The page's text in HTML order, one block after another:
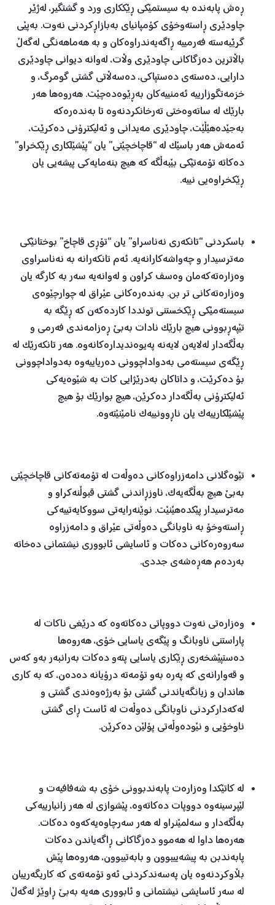
ڕەش پابەندە بە سیستمێکی ڕێککاری ورد و گشتگیر، لەژێر
چاودێری ڕاستەوخۆی کۆمپانیای بەبازاڕکردنی نەوت. بەپێی
گرێبەستە فەرمییە ڕاگەیەندراوەکان و بە هەماهەنگی لەگەڵ
باڵاترین دەزگاکانی چاودێری وڵات، لەوانە دیوانی چاودێری
دارایی، دەستەی دەستپاکی، دەسەڵاتی گشتی گومرگ، و
خزمەتگوزارییە ئەمنییەکان بەڕێوەدەچێت. هەروەها هەر
بارێک لە ساتەوەختی تەرخانکردنەوە تا بەندەرەکە
بەجێدەهێڵێت، چاودێری مەیدانی و ئەلیکترۆنی دەکرێت،
ئەمەش هەر باسێک لە “قاچاخچێتی” یان “پێشێلکاری ڕێکخراو”
دەکاتە تۆمەتێکی بێبەڵگە کە هیچ بنەمایەکی پیشەیی یان
ڕێکخراوەیی نییە.
باسکردنی “تانکەری نەناسراو” یان “تۆڕی قاچاخ” بوختانێکی
مەترسیدار و چەواشەکارانەیە. ئەم تانکەرانە بە نەناسراوی
وەزارەتەکەمان وەسف کراون و لەوانەیە سەر بە کارگە یان
وەزارەتەکانی تر بن. بەندەرەکانی عێراق لە چوارچێوەی
سیستەمێکی ڕێکخستنی تونددا کاردەکەن کە ڕێگە بە
تێپەڕبوونی هیچ بارێک نادات بەبێ ڕەزامەندی فەرمی و
بەڵگەدار لەلایەن لایەنە پەیوەندیدارەکانەوە. هەر تانکەرێک لە
ڕێگەی سیستەمی بەدواداچوونی دەریاییەوە بەدواداچوونی
بۆ دەکرێت، و داتاکان بەدرێژایی کات بە شێوەیەکی
ئەلیکترۆنی بەڵگەدار دەکرێن، هیچ بوارێک بۆ هیچ
پێشێلکارییەک یان ناڕوونییەک نامێنێتەوە.
تێوەگلانی دامەزراوەکانی دەوڵەت لە تۆمەتەکانی قاچاخچێتی
بەبێ هیچ بەڵگەیەک، ناوزڕاندنی گشتی قبوڵنەکراو و
مەترسیدار پێکدەهێنێت. نوێنەرایەتی سووکایەتییەکی
ڕاستەوخۆ بە ناوبانگی دەوڵەتی عێراق و دامەزراوە
سەروەرەکانی دەکات و ئاسایشی ئابووری نیشتمانی دەخاتە
بەردەم هەڕەشەی جددی.
وەزارەتی نەوت دووپاتی دەکاتەوە کە درێغی ناکات لە
پاراستنی ناوبانگ و پێگەی یاسایی خۆی، هەروەها
دەستپێشخەری ڕێکاری یاسایی پتەو دەکات بەرانبەر بەو کەس
و قەوارانەی کە پەرە بەو تۆمەتە درۆیانە دەدەن، کە بە کاری
هاندان و زیانگەیاندنی گشتی بۆ بەرژەوەندی گشتی و
لەکەدارکردنی ناوبانگی دەوڵەت لە ئاست ڕای گشتی
ناوخۆیی و نێودەوڵەتی پۆلێن دەکرێن.
لە کاتێکدا وەزارەت پابەندبوونی خۆی بە شەفافیەت و
لێپرسینەوە دووپات دەکاتەوە، پێشوازی لە هەر زانیارییەکی
بەڵگەدار و سەلمێنراو لە هەر سەرچاوەیەکەوە دەکات.
هەرەها داوا له هەموو دەزگاکانی ڕاگەیاندن دەکات
پابەندبن به پیشەییبوون و بابەتیبوون، هەروەها پێش
بڵاوکردنەوه یان پەسەندکردنی ئەو تۆمەتەی که کاریگەرییان
له سەر ئاسایشی نیشتمانی و ئابووری هەیه بەبێ ڕاوێژ لەگەڵ